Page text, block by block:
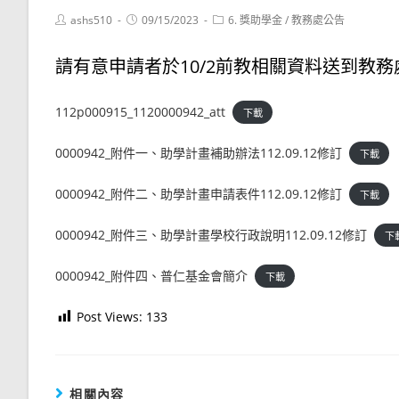
Postashs510
Post09/15/2023
Post6. 獎助學金/教務處公告
請有意申請者於10/2前教相關資料送到教務
112p000915_1120000942_att 下載
0000942_附件一、助學計畫補助辦法112.09.12修訂 下載
0000942_附件二、助學計畫申請表件112.09.12修訂 下載
0000942_附件三、助學計畫學校行政說明112.09.12修訂 下
0000942_附件四、普仁基金會簡介 下載
Post Views: 133
相關內容